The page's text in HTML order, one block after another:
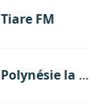
Tiare FM
Polynésie la 1ère